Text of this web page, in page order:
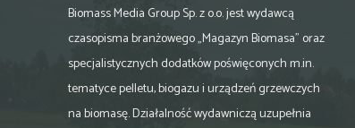
Biomass Media Group Sp. z o.o. jest wydawcą
czasopisma branżowego „Magazyn Biomasa” oraz
specjalistycznych dodatków poświęconych m.in.
tematyce pelletu, biogazu i urządzeń grzewczych
na biomasę. Działalność wydawniczą uzupełnia